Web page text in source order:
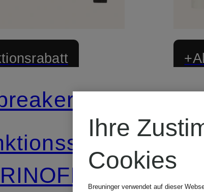
Ihre
Cookies
Breuninger verwendet auf dieser